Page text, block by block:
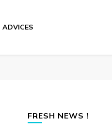
ADVICES
FRESH NEWS !